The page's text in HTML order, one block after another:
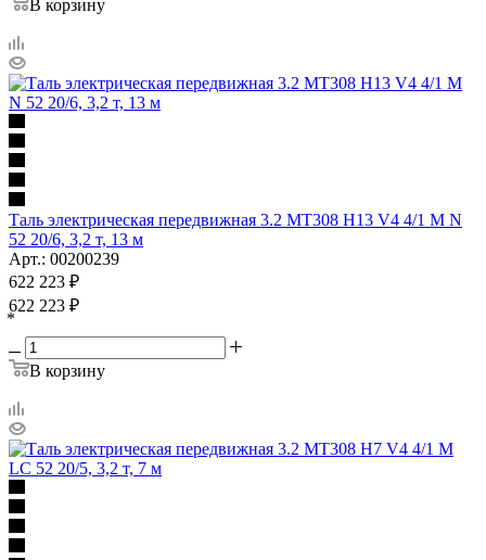
В корзину
Таль электрическая передвижная 3.2 MT308 H13 V4 4/1 M N
52 20/6, 3,2 т, 13 м
Арт.: 00200239
622 223 ₽
622 223 ₽
*
В корзину